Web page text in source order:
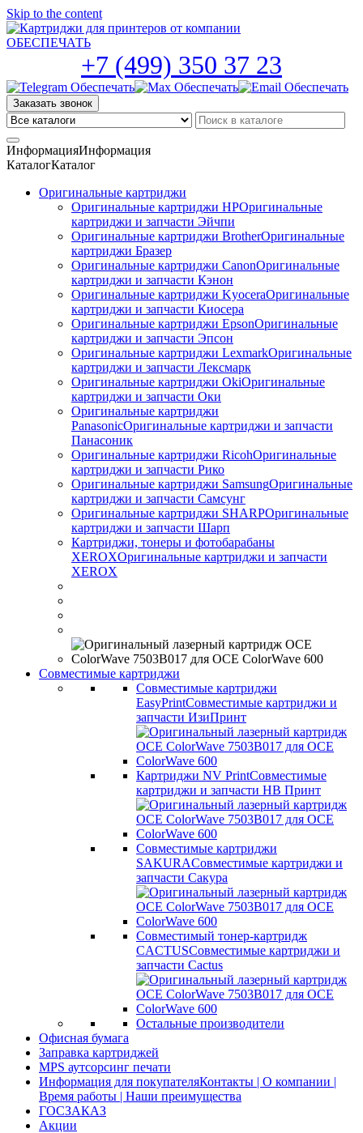
Skip to the content
+7 (499) 350 37 23
Заказать звонок
ИнформацияИнформация
КаталогКаталог
Оригинальные картриджи
Оригинальные картриджи HPОригинальные
картриджи и запчасти Эйчпи
Оригинальные картриджи BrotherОригинальные
картриджи Бразер
Оригинальные картриджи CanonОригинальные
картриджи и запчасти Кэнон
Оригинальные картриджи KyoceraОригинальные
картриджи и запчасти Киосера
Оригинальные картриджи EpsonОригинальные
картриджи и запчасти Эпсон
Оригинальные картриджи LexmarkОригинальные
картриджи и запчасти Лексмарк
Оригинальные картриджи ОkiОригинальные
картриджи и запчасти Оки
Оригинальные картриджи
PanasonicОригинальные картриджи и запчасти
Панасоник
Оригинальные картриджи RicohОригинальные
картриджи и запчасти Рико
Оригинальные картриджи SamsungОригинальные
картриджи и запчасти Самсунг
Оригинальные картриджи SHARPОригинальные
картриджи и запчасти Шарп
Картриджи, тонеры и фотобарабаны
XEROXОригинальные картриджи и запчасти
XEROX
Совместимые картриджи
Совместимые картриджи
EasyPrintСовместимые картриджи и
запчасти ИзиПринт
Картриджи NV PrintСовместимые
картриджи и запчасти НВ Принт
Совместимые картриджи
SAKURAСовместимые картриджи и
запчасти Сакура
Совместимый тонер-картридж
CACTUSСовместимые картриджи и
запчасти Cactus
Остальные производители
Офисная бумага
Заправка картриджей
MPS аутсорсинг печати
Информация для покупателяКонтакты | О компании |
Время работы | Наши преимущества
ГОСЗАКАЗ
Акции